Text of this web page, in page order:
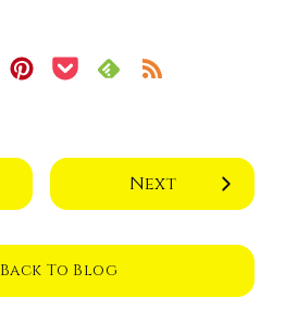
Next
Back To Blog